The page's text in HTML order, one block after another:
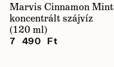
Marvis Cinnamon Mint
koncentrált szájvíz
(120 ml)
7 490 Ft